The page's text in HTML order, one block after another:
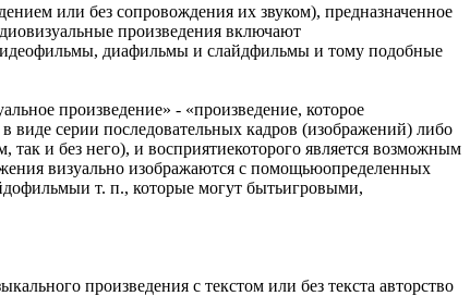
или без сопровождения их звуком), предназначенное
произведения включают
диафильмы и слайдфильмы и тому подобные
произведение» - «произведение, которое
виде серии последовательных кадров (изображений) либо
и без него), и восприятиекоторого является возможным
визуально изображаются с помощьюопределенных
т. п., которые могут бытьигровыми,
произведения с текстом или без текста авторство